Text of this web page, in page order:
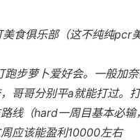
美食俱乐部（这不纯纯pcr
跑步萝卜爱好会。一般加
哥哥分别平a就能打过。
线（hard一周目基本必
应该能盈利10000左右